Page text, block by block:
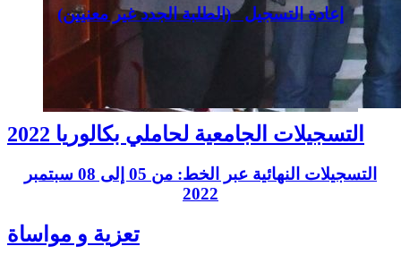
إعادة التسجيل (الطلبة الجدد غير معنيين)
التسجيلات الجامعية لحاملي بكالوريا 2022
التسجيلات النهائية عبر الخط: من 05 إلى 08 سبتمبر
2022
تعزية و مواساة